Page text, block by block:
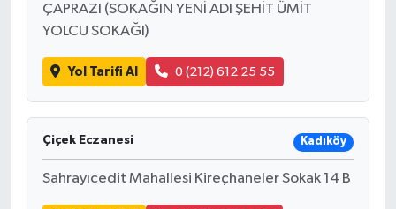
ÇAPRAZI (SOKAĞIN YENİ ADI ŞEHİT ÜMİT
YOLCU SOKAĞI)
Yol Tarifi Al 0 (212) 612 25 55
Çiçek Eczanesi Kadıköy
Sahrayıcedit Mahallesi Kireçhaneler Sokak 14 B